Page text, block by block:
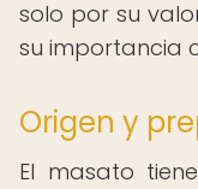
solo por su
su importancia
Origen y
El masato